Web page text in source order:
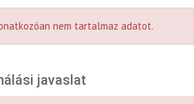
nem tartalmaz adatot.
javaslat